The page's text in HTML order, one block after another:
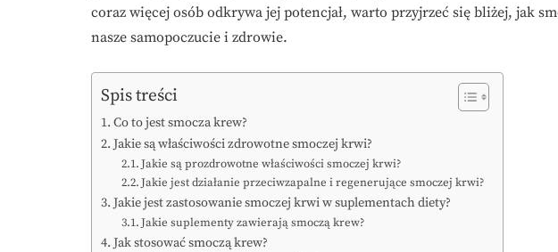
coraz więcej osób odkrywa jej potencjał, warto przyjrzeć się bliżej, jak
nasze samopoczucie i zdrowie.
Spis treści
Co to jest smocza krew?
Jakie są właściwości zdrowotne smoczej krwi?
Jakie są prozdrowotne właściwości smoczej krwi?
Jakie jest działanie przeciwzapalne i regenerujące smoczej krwi?
Jakie jest zastosowanie smoczej krwi w suplementach diety?
Jakie suplementy zawierają smoczą krew?
Jak stosować smoczą krew?